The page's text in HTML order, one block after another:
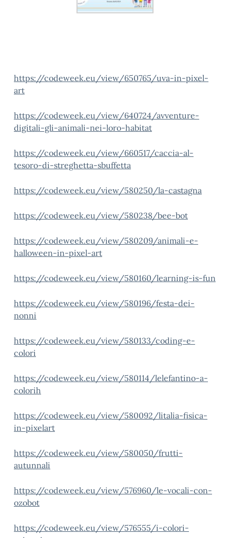
https://codeweek.eu/view/650765/uva-in-pixel-
art
https://codeweek.eu/view/640724/avventure-
digitali-gli-animali-nei-loro-habitat
https://codeweek.eu/view/660517/caccia-al-
tesoro-di-streghetta-sbuffetta
https://codeweek.eu/view/580250/la-castagna
https://codeweek.eu/view/580238/bee-bot
https://codeweek.eu/view/580209/animali-e-
halloween-in-pixel-art
https://codeweek.eu/view/580160/learning-is-fun
https://codeweek.eu/view/580196/festa-dei-
nonni
https://codeweek.eu/view/580133/coding-e-
colori
https://codeweek.eu/view/580114/lelefantino-a-
colorih
https://codeweek.eu/view/580092/litalia-fisica-
in-pixelart
https://codeweek.eu/view/580050/frutti-
autunnali
https://codeweek.eu/view/576960/le-vocali-con-
ozobot
https://codeweek.eu/view/576555/i-colori-